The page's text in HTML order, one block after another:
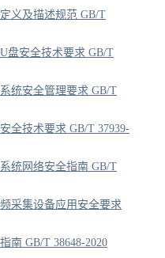
义及描述规范 GB/T
盘安全技术要求 GB/T
统安全管理要求 GB/T
全技术要求 GB/T 37939-
统网络安全指南 GB/T
采集设备应用安全要求
南 GB/T 38648-2020